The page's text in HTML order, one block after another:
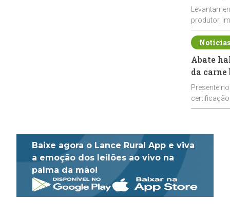
produtor,
de leite cru
Abate
da
Presente
Baixe agora o Lance Rural App e viva
a emoção dos leilões ao vivo na
palma da mão!